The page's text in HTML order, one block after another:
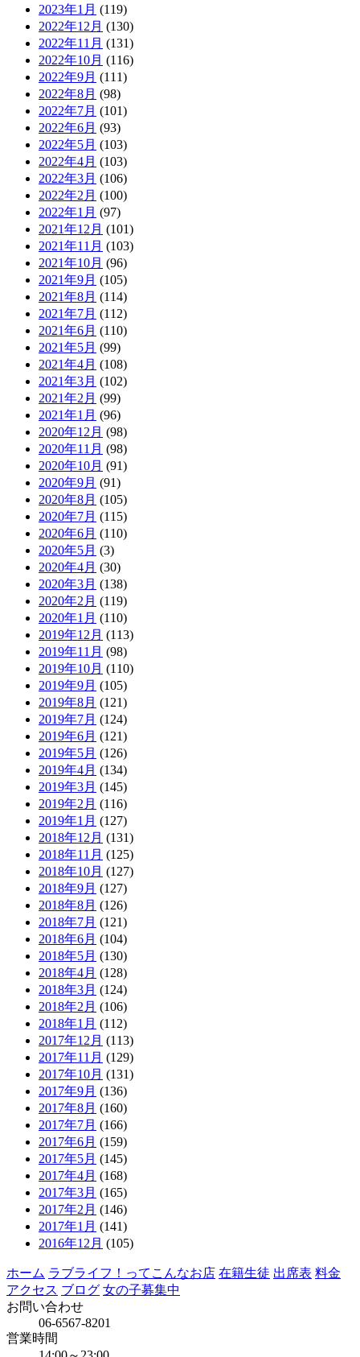
2023年1月 (119)
2022年12月 (130)
2022年11月 (131)
2022年10月 (116)
2022年9月 (111)
2022年8月 (98)
2022年7月 (101)
2022年6月 (93)
2022年5月 (103)
2022年4月 (103)
2022年3月 (106)
2022年2月 (100)
2022年1月 (97)
2021年12月 (101)
2021年11月 (103)
2021年10月 (96)
2021年9月 (105)
2021年8月 (114)
2021年7月 (112)
2021年6月 (110)
2021年5月 (99)
2021年4月 (108)
2021年3月 (102)
2021年2月 (99)
2021年1月 (96)
2020年12月 (98)
2020年11月 (98)
2020年10月 (91)
2020年9月 (91)
2020年8月 (105)
2020年7月 (115)
2020年6月 (110)
2020年5月 (3)
2020年4月 (30)
2020年3月 (138)
2020年2月 (119)
2020年1月 (110)
2019年12月 (113)
2019年11月 (98)
2019年10月 (110)
2019年9月 (105)
2019年8月 (121)
2019年7月 (124)
2019年6月 (121)
2019年5月 (126)
2019年4月 (134)
2019年3月 (145)
2019年2月 (116)
2019年1月 (127)
2018年12月 (131)
2018年11月 (125)
2018年10月 (127)
2018年9月 (127)
2018年8月 (126)
2018年7月 (121)
2018年6月 (104)
2018年5月 (130)
2018年4月 (128)
2018年3月 (124)
2018年2月 (106)
2018年1月 (112)
2017年12月 (113)
2017年11月 (129)
2017年10月 (131)
2017年9月 (136)
2017年8月 (160)
2017年7月 (166)
2017年6月 (159)
2017年5月 (145)
2017年4月 (168)
2017年3月 (165)
2017年2月 (146)
2017年1月 (141)
2016年12月 (105)
ホーム ラブライフ！ってこんなお店 在籍生徒 出席表 料金
アクセス ブログ 女の子募集中
お問い合わせ
06-6567-8201
営業時間